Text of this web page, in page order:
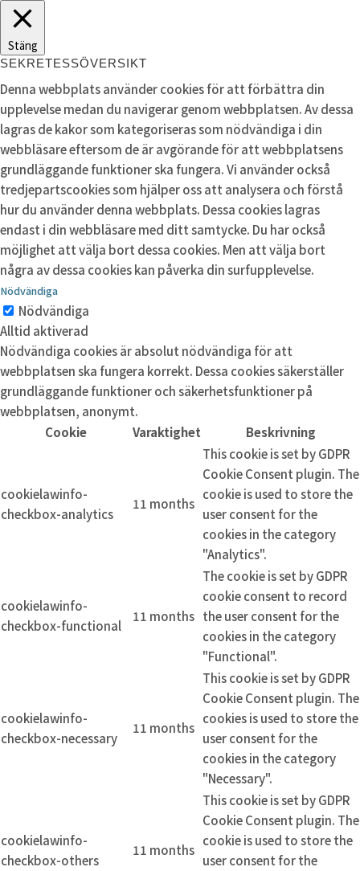
Stäng
SEKRETESSÖVERSIKT
Denna webbplats använder cookies för att förbättra din
upplevelse medan du navigerar genom webbplatsen. Av dessa
lagras de kakor som kategoriseras som nödvändiga i din
webbläsare eftersom de är avgörande för att webbplatsens
grundläggande funktioner ska fungera. Vi använder också
tredjepartscookies som hjälper oss att analysera och förstå
hur du använder denna webbplats. Dessa cookies lagras
endast i din webbläsare med ditt samtycke. Du har också
möjlighet att välja bort dessa cookies. Men att välja bort
några av dessa cookies kan påverka din surfupplevelse.
Nödvändiga
Nödvändiga
Alltid aktiverad
Nödvändiga cookies är absolut nödvändiga för att
webbplatsen ska fungera korrekt. Dessa cookies säkerställer
grundläggande funktioner och säkerhetsfunktioner på
webbplatsen, anonymt.
Cookie
Varaktighet Beskrivning
cookielawinfo-
checkbox-analytics
11 months
This cookie is set by GDPR
Cookie Consent plugin. The
cookie is used to store the
user consent for the
cookies in the category
"Analytics".
cookielawinfo-
checkbox-functional
11 months
The cookie is set by GDPR
cookie consent to record
the user consent for the
cookies in the category
"Functional".
cookielawinfo-
checkbox-necessary
11 months
This cookie is set by GDPR
Cookie Consent plugin. The
cookies is used to store the
user consent for the
cookies in the category
"Necessary".
cookielawinfo-
checkbox-others
11 months
This cookie is set by GDPR
Cookie Consent plugin. The
cookie is used to store the
user consent for the